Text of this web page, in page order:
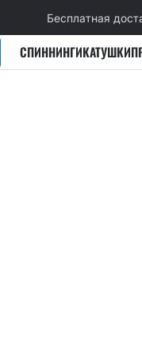
Бесплатная
СПИННИНГИКАТУШКИ